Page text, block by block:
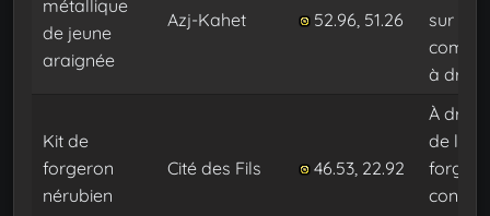
métallique
de jeune
araignée
Azj-Kahet 52.96, 51.26
sur le
à droite
Kit de
forgeron
nérubien
Cité des Fils 46.53, 22.92
À droite
de la
forge,
contre